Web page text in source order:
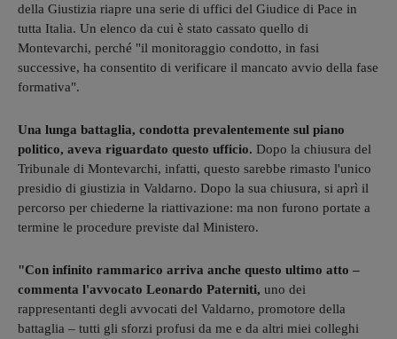
della Giustizia riapre una serie di uffici del Giudice di Pace in
tutta Italia. Un elenco da cui è stato cassato quello di
Montevarchi, perché "il monitoraggio condotto, in fasi
successive, ha consentito di verificare il mancato avvio della fase
formativa".
Una lunga battaglia, condotta prevalentemente sul piano
politico, aveva riguardato questo ufficio. Dopo la chiusura del
Tribunale di Montevarchi, infatti, questo sarebbe rimasto l'unico
presidio di giustizia in Valdarno. Dopo la sua chiusura, si aprì il
percorso per chiederne la riattivazione: ma non furono portate a
termine le procedure previste dal Ministero.
"Con infinito rammarico arriva anche questo ultimo atto –
commenta l'avvocato Leonardo Paterniti, uno dei
rappresentanti degli avvocati del Valdarno, promotore della
battaglia – tutti gli sforzi profusi da me e da altri miei colleghi